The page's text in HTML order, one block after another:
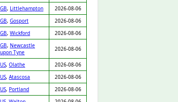
GB, Littlehampton
2026-08-06
GB, Gosport
2026-08-06
GB, Wickford
2026-08-06
GB, Newcastle
upon Tyne
2026-08-06
US, Olathe
2026-08-06
US, Atascosa
2026-08-06
US, Portland
2026-08-06